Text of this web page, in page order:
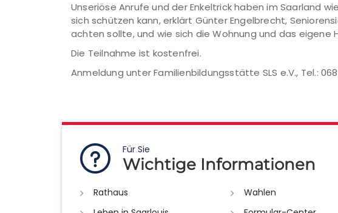
Unseriöse Anrufe und der Enkeltrick haben im Saarland
sich schützen kann, erklärt Günter Engelbrecht,
achten sollte, und wie sich die Wohnung und das eigene
Die Teilnahme ist kostenfrei.
Anmeldung unter Familienbildungsstätte SLS e.V., Tel.:
Für Sie
Wichtige Informationen
Rathaus
Wahlen